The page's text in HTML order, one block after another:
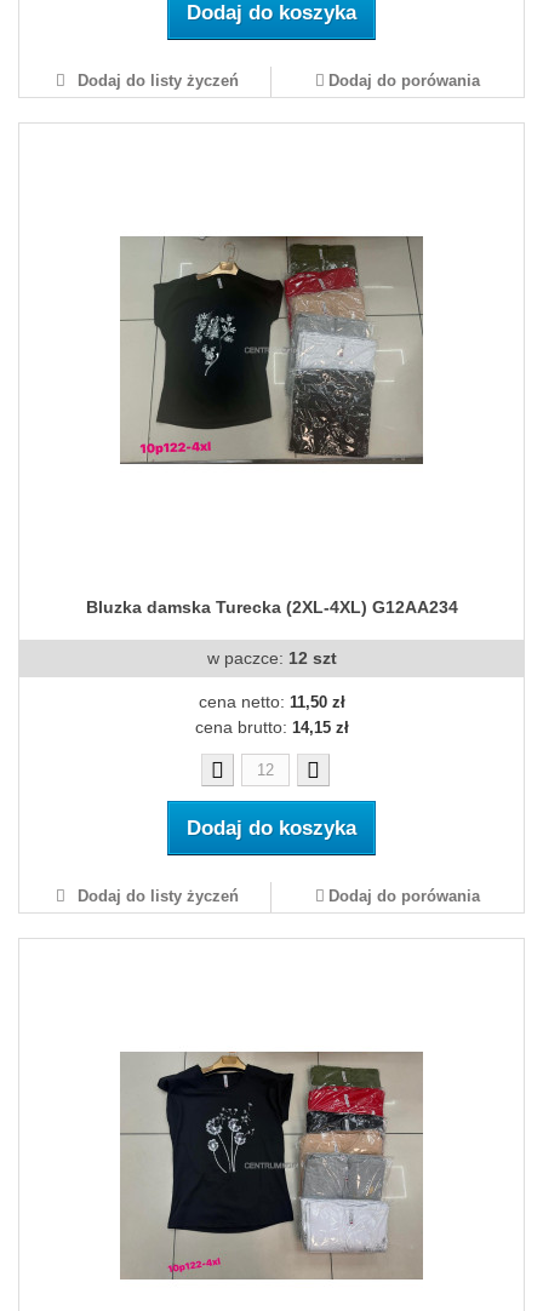
Dodaj do koszyka
Dodaj do listy życzeń Dodaj do porówania
Bluzka damska Turecka (2XL-4XL) G12AA234
w paczce: 12 szt
cena netto: 11,50 zł
cena brutto: 14,15 zł
Dodaj do koszyka
Dodaj do listy życzeń Dodaj do porówania